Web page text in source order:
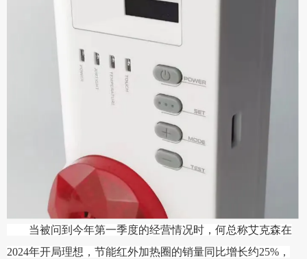
当被问到今年第一季度的经营情况时，何总称艾克森在
2024年开局理想，节能红外加热圈的销量同比增长约25%，